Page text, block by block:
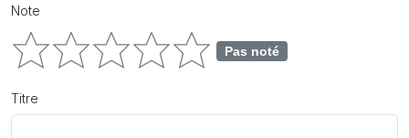
Note
Pas noté
Titre